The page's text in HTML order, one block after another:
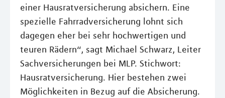
einer Hausratversicherung absichern. Eine
spezielle Fahrradversicherung lohnt sich
dagegen eher bei sehr hochwertigen und
teuren Rädern“, sagt Michael Schwarz, Leiter
Sachversicherungen bei MLP. Stichwort:
Hausratversicherung. Hier bestehen zwei
Möglichkeiten in Bezug auf die Absicherung.